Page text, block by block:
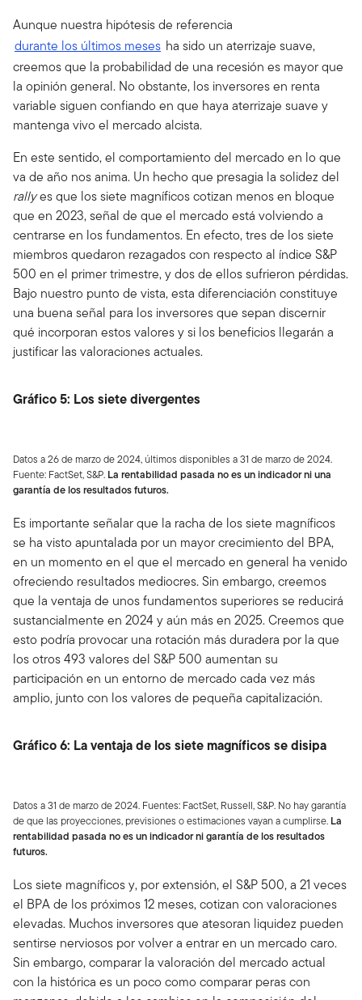
Aunque nuestra hipótesis de referencia
durante los últimos meses ha sido un aterrizaje suave,
creemos que la probabilidad de una recesión es mayor que
la opinión general. No obstante, los inversores en renta
variable siguen confiando en que haya aterrizaje suave y
mantenga vivo el mercado alcista.
En este sentido, el comportamiento del mercado en lo que
va de año nos anima. Un hecho que presagia la solidez del
rallyes que los siete magníficos cotizan menos en bloque
que en 2023, señal de que el mercado está volviendo a
centrarse en los fundamentos. En efecto, tres de los siete
miembros quedaron rezagados con respecto al índice S&P
500 en el primer trimestre, y dos de ellos sufrieron pérdidas.
Bajo nuestro punto de vista, esta diferenciación constituye
una buena señal para los inversores que sepan discernir
qué incorporan estos valores y si los beneficios llegarán a
justificar las valoraciones actuales.
Gráfico 5: Los siete divergentes
Datos a 26 de marzo de 2024, últimos disponibles a 31 de marzo de 2024.
Fuente: FactSet, S&P. La rentabilidad pasada no es un indicador ni una
garantía de los resultados futuros.
Es importante señalar que la racha de los siete magníficos
se ha visto apuntalada por un mayor crecimiento del BPA,
en un momento en el que el mercado en general ha venido
ofreciendo resultados mediocres. Sin embargo, creemos
que la ventaja de unos fundamentos superiores se reducirá
sustancialmente en 2024 y aún más en 2025. Creemos que
esto podría provocar una rotación más duradera por la que
los otros 493 valores del S&P 500 aumentan su
participación en un entorno de mercado cada vez más
amplio, junto con los valores de pequeña capitalización.
Gráfico 6: La ventaja de los siete magníficos se disipa
Datos a 31 de marzo de 2024. Fuentes: FactSet, Russell, S&P. No hay garantía
de que las proyecciones, previsiones o estimaciones vayan a cumplirse. La
rentabilidad pasada no es un indicador ni garantía de los resultados
futuros.
Los siete magníficos y, por extensión, el S&P 500, a 21 veces
el BPA de los próximos 12 meses, cotizan con valoraciones
elevadas. Muchos inversores que atesoran liquidez pueden
sentirse nerviosos por volver a entrar en un mercado caro.
Sin embargo, comparar la valoración del mercado actual
con la histórica es un poco como comparar peras con